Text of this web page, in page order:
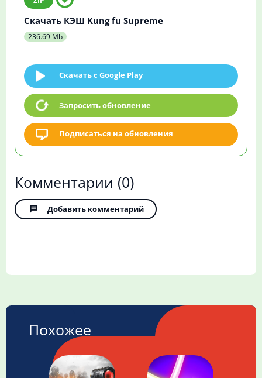
Скачать КЭШ Kung fu Supreme
236.69 Mb
Скачать c Google Play
Запросить обновление
Подписаться на обновления
Комментарии (0)
Добавить комментарий
Похожее